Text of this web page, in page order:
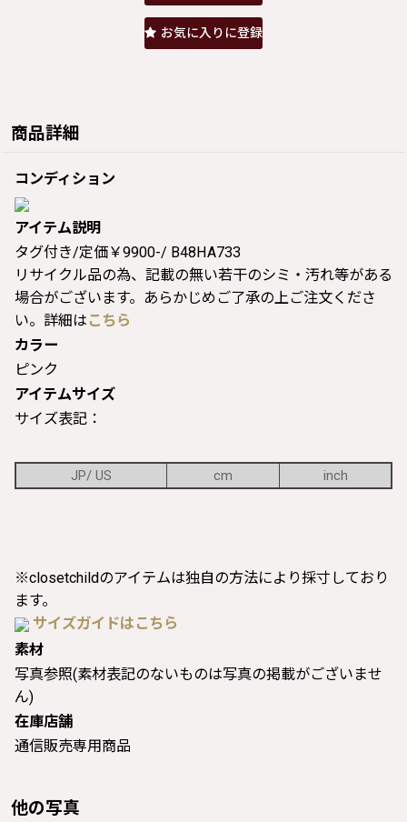
お気に入りに登録
商品詳細
コンディション
アイテム説明
タグ付き/定価￥9900-/ B48HA733
リサイクル品の為、記載の無い若干のシミ・汚れ等がある
場合がございます。あらかじめご了承の上ご注文くださ
い。詳細は こちら
カラー
ピンク
アイテムサイズ
サイズ表記：
JP/ US cm inch
※closetchildのアイテムは独自の方法により採寸しており
ます。
サイズガイドはこちら
素材
写真参照(素材表記のないものは写真の掲載がございませ
ん)
在庫店舗
通信販売専用商品
他の写真